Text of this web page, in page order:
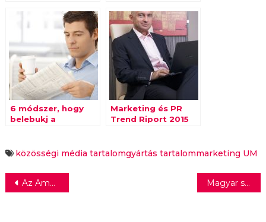
6 módszer, hogy
belebukj a
Marketing és PR
Trend Riport 2015
közösségi média tartalomgyártás tartalommarketing UM
Bejegyzés
Az Amway felvásárolja az XS Energy márkát Magyar szakember régiós pozícióban